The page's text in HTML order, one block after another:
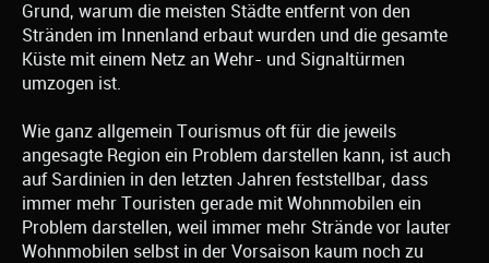
Grund, warum die meisten Städte entfernt von den
Stränden im Innenland erbaut wurden und die gesamte
Küste mit einem Netz an Wehr- und Signaltürmen
umzogen ist.
Wie ganz allgemein Tourismus oft für die jeweils
angesagte Region ein Problem darstellen kann, ist auch
auf Sardinien in den letzten Jahren feststellbar, dass
immer mehr Touristen gerade mit Wohnmobilen ein
Problem darstellen, weil immer mehr Strände vor lauter
Wohnmobilen selbst in der Vorsaison kaum noch zu